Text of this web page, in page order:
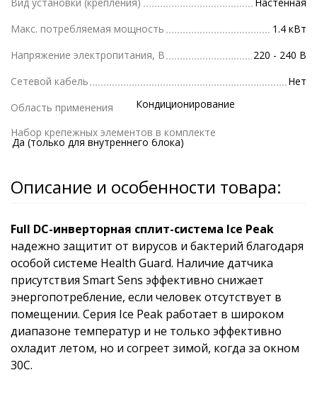
Макс. потребляемая мощность
1.4 кВт
Напряжение электропитания, В
220 - 240 В
Сетевой кабель
Нет
Область применения
Кондиционирование
Набор крепежных элементов в комплекте
Да (только для внутреннего блока)
Описание и особенности товара:
Full DC-инверторная сплит-система Ice Peak
надежно защитит от вирусов и бактерий благодаря
особой системе Health Guard. Наличие датчика
присутствия Smart Sens эффективно снижает
энергопотребление, если человек отсутствует в
помещении. Серия Ice Peak работает в широком
диапазоне температур и не только эффективно
охладит летом, но и согреет зимой, когда за окном
30С.